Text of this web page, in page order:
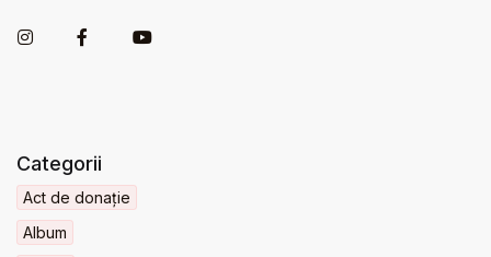
Categorii
Act de donație
Album